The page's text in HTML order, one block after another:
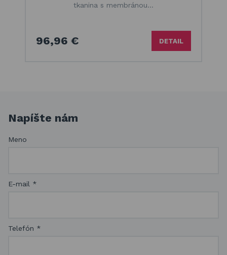
tkanina s membránou…
96,96 € DETAIL
Napíšte nám
Meno
E-mail *
Telefón *